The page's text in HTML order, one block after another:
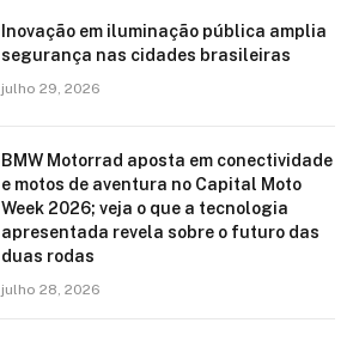
Inovação em iluminação pública amplia
segurança nas cidades brasileiras
julho 29, 2026
BMW Motorrad aposta em conectividade
e motos de aventura no Capital Moto
Week 2026; veja o que a tecnologia
apresentada revela sobre o futuro das
duas rodas
julho 28, 2026